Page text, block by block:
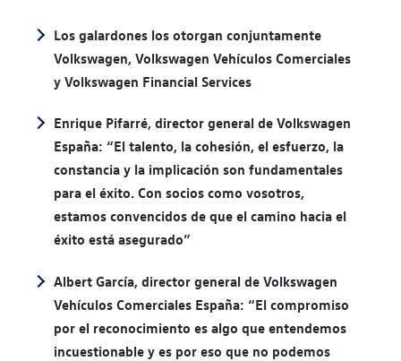
Los galardones los otorgan conjuntamente
Volkswagen, Volkswagen Vehículos Comerciales
y Volkswagen Financial Services
Enrique Pifarré, director general de Volkswagen
España: “El talento, la cohesión, el esfuerzo, la
constancia y la implicación son fundamentales
para el éxito. Con socios como vosotros,
estamos convencidos de que el camino hacia el
éxito está asegurado”
Albert García, director general de Volkswagen
Vehículos Comerciales España: “El compromiso
por el reconocimiento es algo que entendemos
incuestionable y es por eso que no podemos